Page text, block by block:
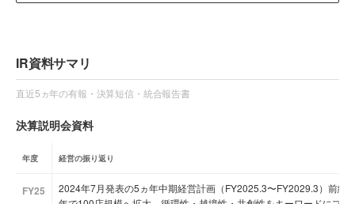
IR資料サマリ
直近5ヵ年の有報・決算短信・統合報告書
決算説明会資料
年度 経営の振り返り
FY25
2024年7月発表の5ヵ年中期経営計画（FY2025.3〜FY2029.3）前編